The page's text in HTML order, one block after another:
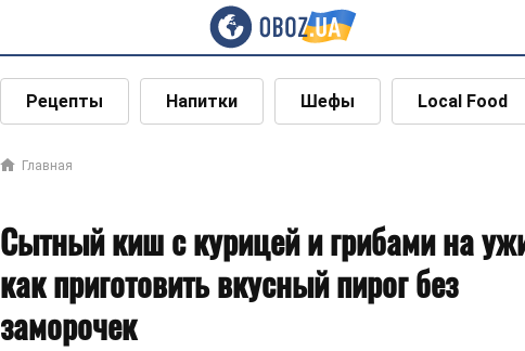
Рецепты Напитки Шефы Local Food
Главная
Сытный киш с курицей и грибами на
как приготовить вкусный пирог без
заморочек